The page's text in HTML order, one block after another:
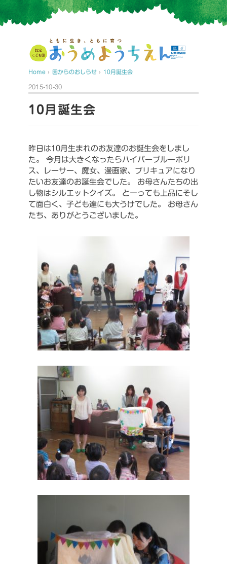
Home › 園からのおしらせ › 10月誕生会
2015-10-30
10月誕生会
昨日は10月生まれのお友達のお誕生会をしまし
た。
今月は大きくなったらハイパーブルーポリ
ス、レーサー、魔女、漫画家、プリキュアになり
たいお友達のお誕生会でした。
お母さんたちの出
し物はシルエットクイズ。
とーっても上品にそし
て面白く、子ども達にも大うけでした。
お母さん
たち、ありがとうございました。